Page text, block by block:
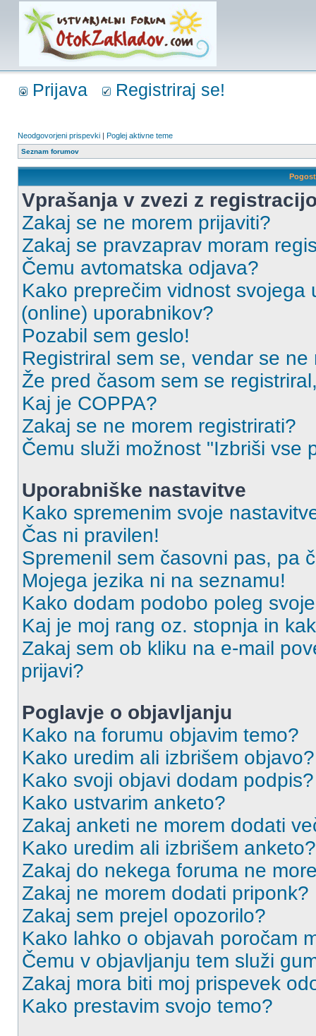
Prijava Registriraj se!
Neodgovorjeni prispevki | Poglej aktivne teme
Seznam forumov
Vprašanja v zvezi z
Zakaj se ne morem prijaviti?
Zakaj se pravzaprav moram
Čemu avtomatska odjava?
Kako preprečim vidnost
(online) uporabnikov?
Pozabil sem geslo!
Registriral sem se, vendar se ne
Že pred časom sem se
Kaj je COPPA?
Zakaj se ne morem registrirati?
Čemu služi možnost "Izbriši vse
Uporabniške nastavitve
Kako spremenim svoje
Čas ni pravilen!
Spremenil sem časovni pas, pa
Mojega jezika ni na seznamu!
Kako dodam podobo poleg
Kaj je moj rang oz. stopnja in
Zakaj sem ob kliku na e-mail
prijavi?
Poglavje o objavljanju
Kako na forumu objavim temo?
Kako uredim ali izbrišem objavo?
Kako svoji objavi dodam podpis?
Kako ustvarim anketo?
Zakaj anketi ne morem dodati
Kako uredim ali izbrišem anketo?
Zakaj do nekega foruma ne
Zakaj ne morem dodati priponk?
Zakaj sem prejel opozorilo?
Kako lahko o objavah poročam
Čemu v objavljanju tem služi
Zakaj mora biti moj prispevek
Kako prestavim svojo temo?